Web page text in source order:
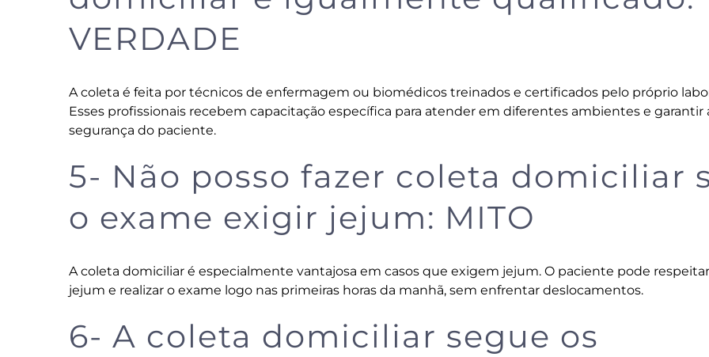
VERDADE
A coleta é feita por técnicos de enfermagem ou biomédicos treinados e certificados pelo próprio
Esses profissionais recebem capacitação específica para atender em diferentes ambientes e garantir
segurança do paciente.
5- Não posso fazer coleta domiciliar
o exame exigir jejum: MITO
A coleta domiciliar é especialmente vantajosa em casos que exigem jejum. O paciente pode
jejum e realizar o exame logo nas primeiras horas da manhã, sem enfrentar deslocamentos.
6- A coleta domiciliar segue os